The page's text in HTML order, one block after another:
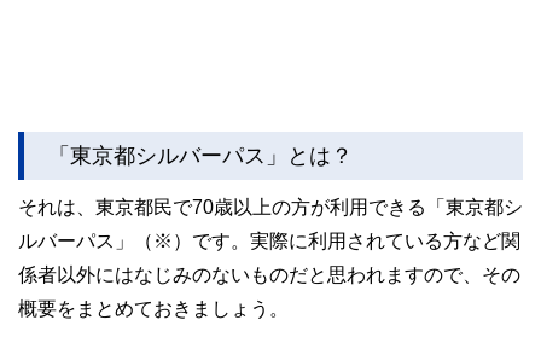
「東京都シルバーパス」とは？
それは、東京都民で70歳以上の方が利用できる「東京都シ
ルバーパス」（※）です。実際に利用されている方など関
係者以外にはなじみのないものだと思われますので、その
概要をまとめておきましょう。